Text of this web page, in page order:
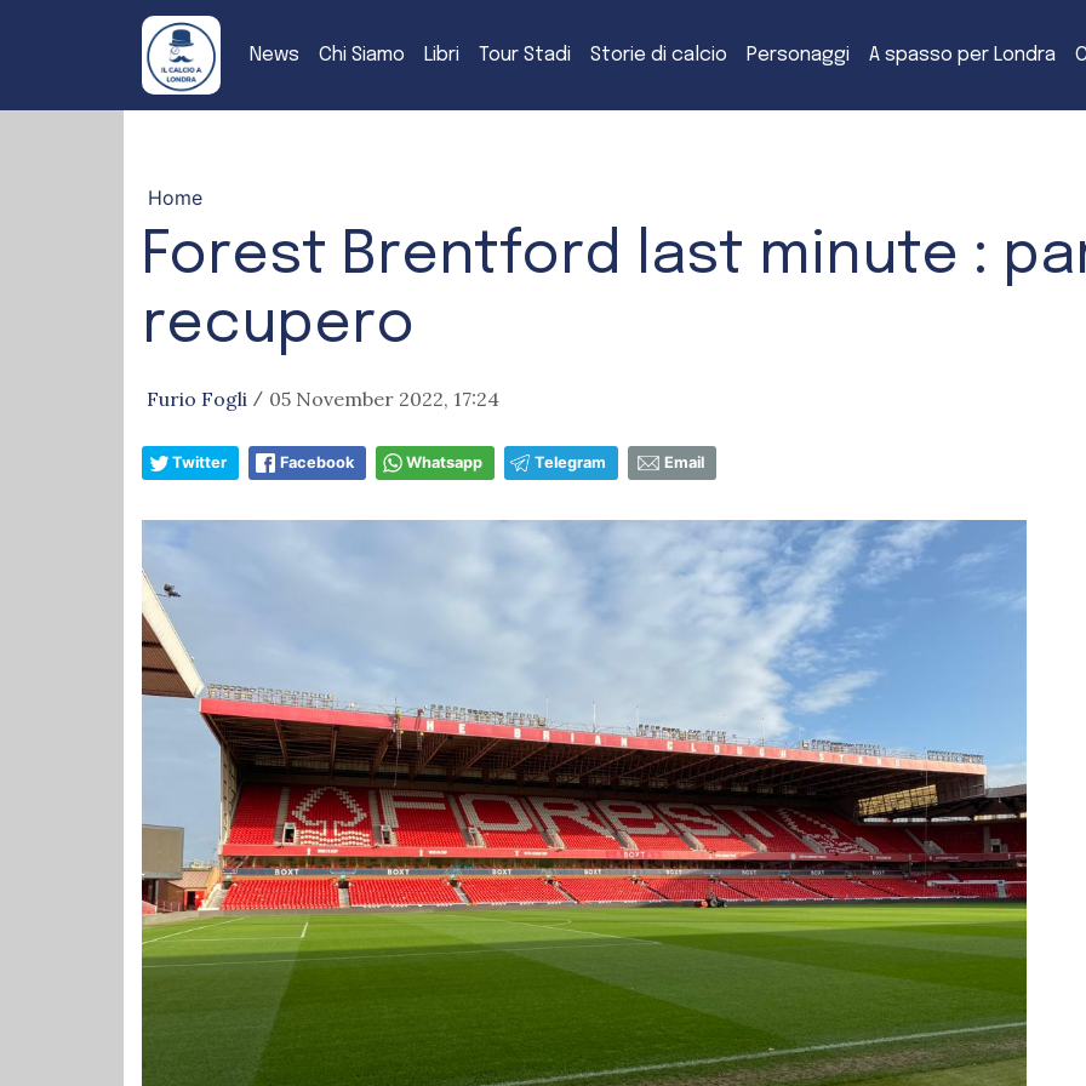
News Chi Siamo Libri Tour Stadi Storie di calcio Personaggi A spasso per Londra
Home
Forest Brentford last minute :
recupero
Furio Fogli / 05 November 2022, 17:24
Twitter Facebook Whatsapp Telegram Email